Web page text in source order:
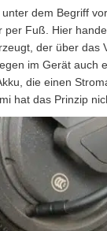
dem Begriff
per Fuß. Hier
der über das
im Gerät auch
die einen
hat das Prinzip